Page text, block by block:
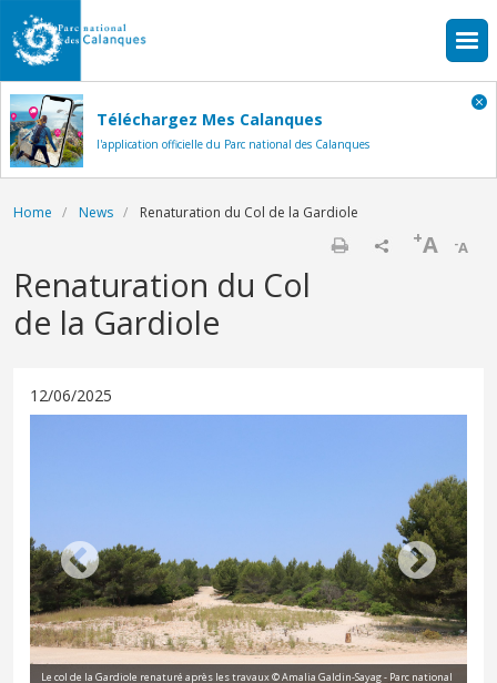
Skip to main content
Téléchargez Mes Calanques
l'application officielle du Parc national des Calanques
Breadcrumb
Home News Renaturation du Col de la Gardiole
-A
+A
Renaturation du Col
de la Gardiole
12/06/2025
Le col de la Gardiole renaturé après les travaux © Amalia Galdin-Sayag - Parc national